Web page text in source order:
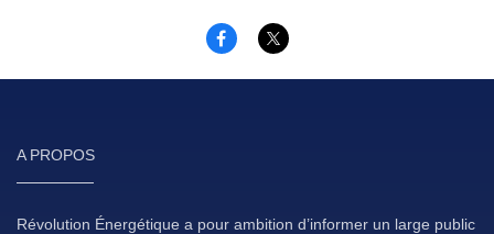
A PROPOS
Révolution Énergétique a pour ambition d’informer un large public